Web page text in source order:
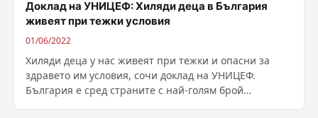
Доклад на УНИЦЕФ: Хиляди деца в България
живеят при тежки условия
01/06/2022
Хиляди деца у нас живеят при тежки и опасни за
здравето им условия, сочи доклад на УНИЦЕФ.
България е сред страните с най-голям брой